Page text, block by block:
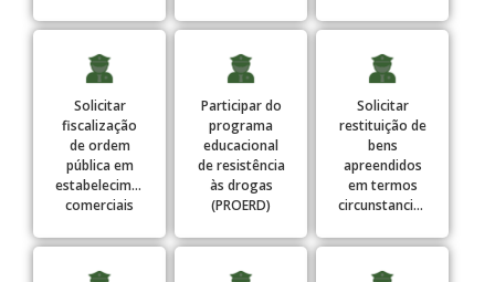
Solicitar
fiscalização
de ordem
pública em
estabelecimentos
comerciais
Participar do
programa
educacional
de resistência
às drogas
(PROERD)
Solicitar
restituição de
bens
apreendidos
em termos
circunstanciados